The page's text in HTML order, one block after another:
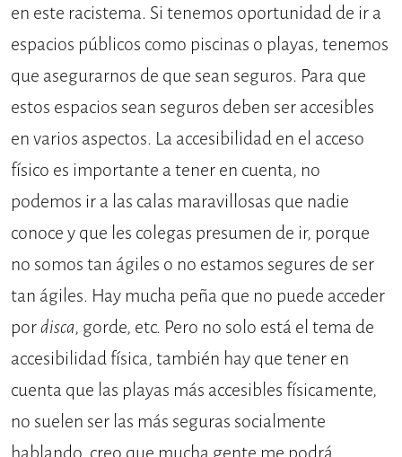
en este racistema. Si tenemos oportunidad de ir a
espacios públicos como piscinas o playas, tenemos
que asegurarnos de que sean seguros. Para que
estos espacios sean seguros deben ser accesibles
en varios aspectos. La accesibilidad en el acceso
físico es importante a tener en cuenta, no
podemos ir a las calas maravillosas que nadie
conoce y que les colegas presumen de ir, porque
no somos tan ágiles o no estamos segures de ser
tan ágiles. Hay mucha peña que no puede acceder
pordisca, gorde, etc. Pero no solo está el tema de
accesibilidad física, también hay que tener en
cuenta que las playas más accesibles físicamente,
no suelen ser las más seguras socialmente